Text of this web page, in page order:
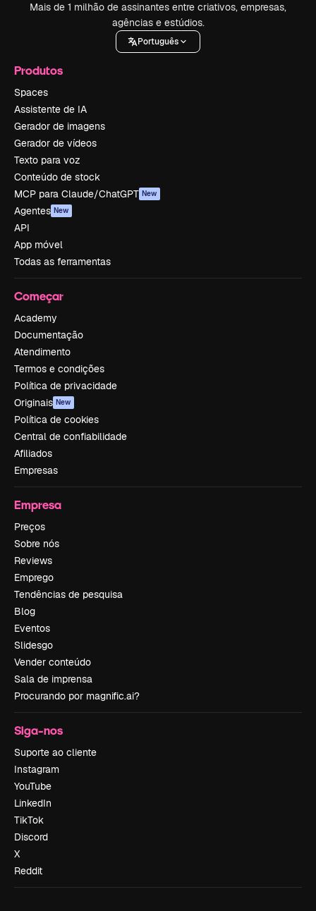
Mais de 1 milhão de assinantes entre criativos, empresas,
agências e estúdios.
Português
Produtos
Spaces
Assistente de IA
Gerador de imagens
Gerador de vídeos
Texto para voz
Conteúdo de stock
MCP para Claude/ChatGPT New
Agentes New
API
App móvel
Todas as ferramentas
Começar
Academy
Documentação
Atendimento
Termos e condições
Política de privacidade
Originais New
Política de cookies
Central de confiabilidade
Afiliados
Empresas
Empresa
Preços
Sobre nós
Reviews
Emprego
Tendências de pesquisa
Blog
Eventos
Slidesgo
Vender conteúdo
Sala de imprensa
Procurando por magnific.ai?
Siga-nos
Suporte ao cliente
Instagram
YouTube
LinkedIn
TikTok
Discord
X
Reddit